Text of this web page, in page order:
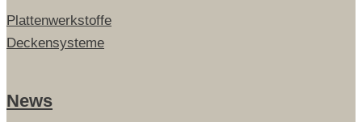
Plattenwerkstoffe
Deckensysteme
News